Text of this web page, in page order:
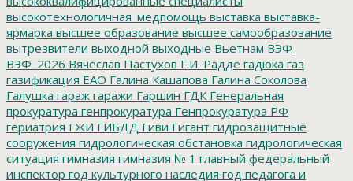
высокотехнологичная_медпомощь выставка выставка-
ярмарка высшее образование высшее самообразование
вытрезвители выходной выходные Вьетнам ВЭФ
ВЭФ_2026 Вячеслав Пастухов Г.И. Радде гадюка газ
газификация ЕАО Галина Кашапова Галина Соколова
Галушка гараж гаражи Гаршин ГДК Генеральная
прокуратура генпрокуратура Генпрокуратура РФ
гериатрия ГЖИ ГИБДД Гиви Гигант гидрозащитные
сооружения гидрологическая обстановка гидрологическая
ситуация гимназия гимназия № 1 главный федеральный
инспектор год культурного наследия год педагога и